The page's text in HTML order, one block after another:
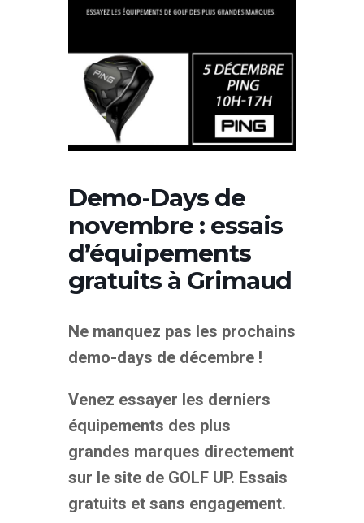
Demo-Days de
novembre : essais
d’équipements
gratuits à Grimaud
Ne manquez pas les prochains
demo-days de décembre !
Venez essayer les derniers
équipements des plus
grandes marques directement
sur le site de GOLF UP. Essais
gratuits et sans engagement.